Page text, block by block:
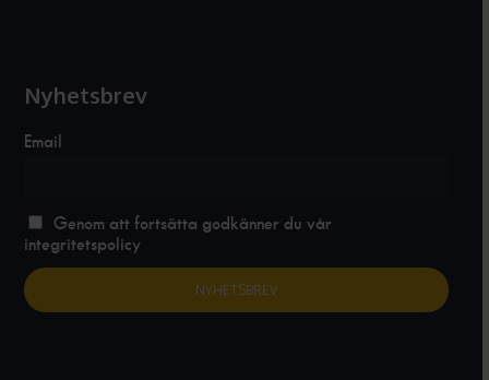
Nyhetsbrev
Email
Genom att fortsätta godkänner du vår
integritetspolicy